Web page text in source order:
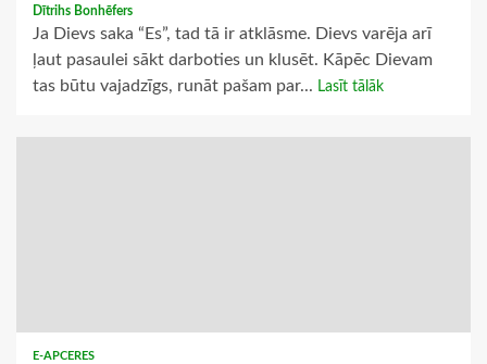
Dītrihs Bonhēfers
Ja Dievs saka “Es”, tad tā ir atklāsme. Dievs varēja arī
ļaut pasaulei sākt darboties un klusēt. Kāpēc Dievam
tas būtu vajadzīgs, runāt pašam par... Lasīt tālāk
E-APCERES